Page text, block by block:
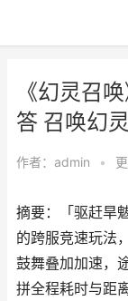
《幻灵召
答 召唤幻
作者： admin •
摘要：「驱赶旱
的跨服竞速玩法
鼓舞叠加加速，
拼全程耗时与距